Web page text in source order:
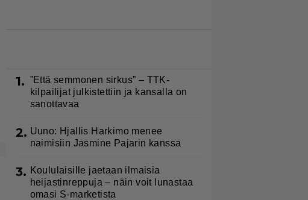
1. ”Että semmonen sirkus” – TTK-
kilpailijat julkistettiin ja kansalla on
sanottavaa
2. Uuno: Hjallis Harkimo menee
naimisiin Jasmine Pajarin kanssa
3. Koululaisille jaetaan ilmaisia
heijastinreppuja – näin voit lunastaa
omasi S-marketista